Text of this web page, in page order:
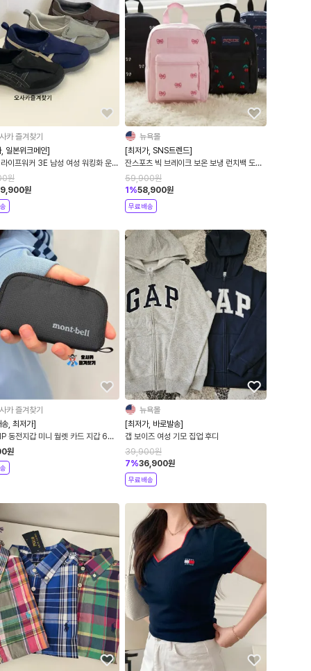
카 즐겨찾기
일본위크메인]
이프워커 3E 남성 여성 워킹화 운동
원
원
뉴욕몰
[최저가, SNS트렌드]
잔스포츠 빅 브레이크 보온 보냉 런치백 도시
락 가방
59,900원
1 %58,900원
무료배송
카 즐겨찾기
, 최저가]
동전지갑 미니 월렛 카드 지갑 6컬
원
뉴욕몰
[최저가, 바로발송]
갭 보이즈 여성 기모 집업 후디
39,900원
7%36,900원
무료배송